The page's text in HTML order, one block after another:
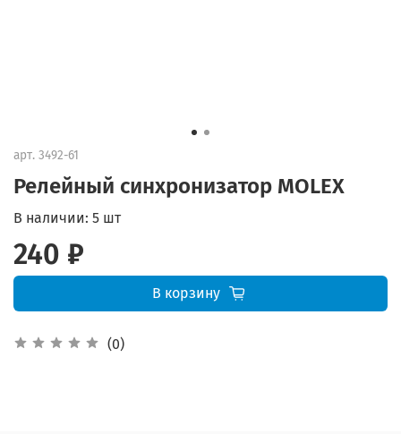
арт. 3492-61
Релейный синхронизатор MOLEX
(0)
В наличии: 5 шт
240 ₽
В корзину